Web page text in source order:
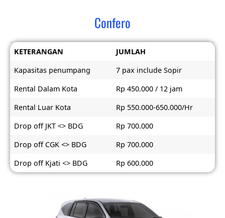
Confero
KETERANGAN
JUMLAH
Kapasitas penumpang
7 pax include Sopir
Rental Dalam Kota
Rp 450.000 / 12 jam
Rental Luar Kota
Rp 550.000-650.000/Hr
Drop off JKT <> BDG
Rp 700.000
Drop off CGK <> BDG
Rp 700.000
Drop off Kjati <> BDG
Rp 600.000